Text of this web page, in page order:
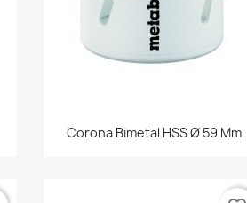
Vista rápida
Corona Bimetal HSS Ø 59 Mm